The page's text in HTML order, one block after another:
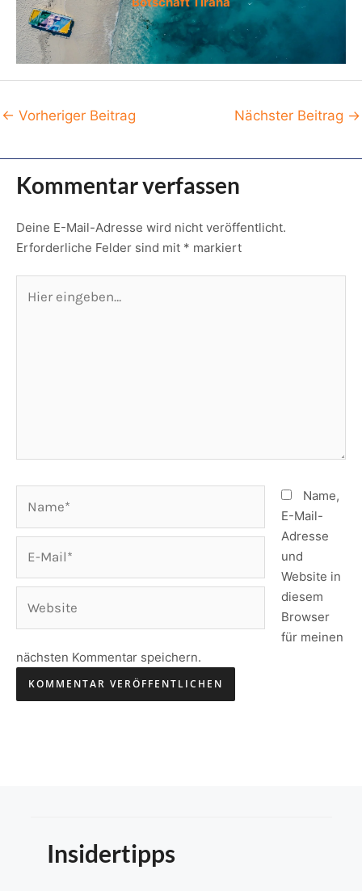
Post
← Vorheriger Beitrag Nächster Beitrag →
Kommentar verfassen
Deine E-Mail-Adresse wird nicht veröffentlicht.
Erforderliche Felder sind mit * markiert
eingeben…
Mail*
Name,
E-Mail-
Adresse
und
Website in
diesem
Browser
für meinen
nächsten Kommentar speichern.
Insidertipps